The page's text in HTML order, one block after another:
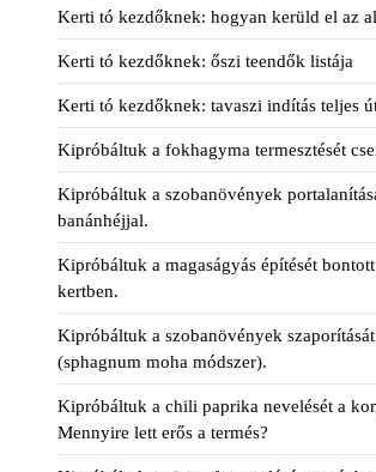
Kerti tó kezdőknek: hogyan kerüld el az
Kerti tó kezdőknek: őszi teendők listája
Kerti tó kezdőknek: tavaszi indítás teljes
Kipróbáltuk a fokhagyma termesztését
Kipróbáltuk a szobanövények
banánhéjjal.
Kipróbáltuk a magaságyás építését
kertben.
Kipróbáltuk a szobanövények
(sphagnum moha módszer).
Kipróbáltuk a chili paprika nevelését a
Mennyire lett erős a termés?